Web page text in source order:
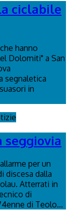
ciclabile
hanno
Dolomiti" a San
segnaletica
in
seggiovia
per un
discesa dalla
Atterrati in
di
di Teolo...